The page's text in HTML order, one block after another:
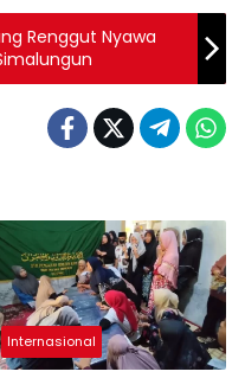
Renggut Nyawa
Internasional